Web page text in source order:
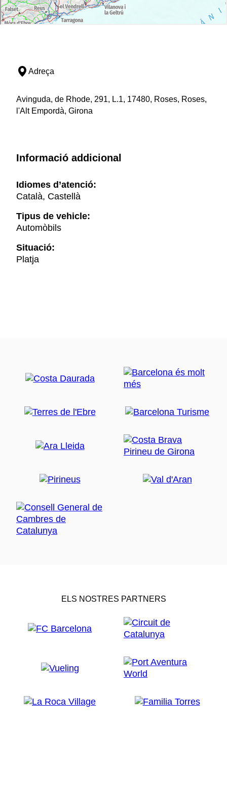
Adreça
Avinguda, de Rhode, 291, L.1, 17480, Roses, Roses,
l'Alt Empordà, Girona
Informació addicional
Idiomes d’atenció:
Català, Castellà
Tipus de vehicle:
Automòbils
Situació:
Platja
ELS NOSTRES PARTNERS